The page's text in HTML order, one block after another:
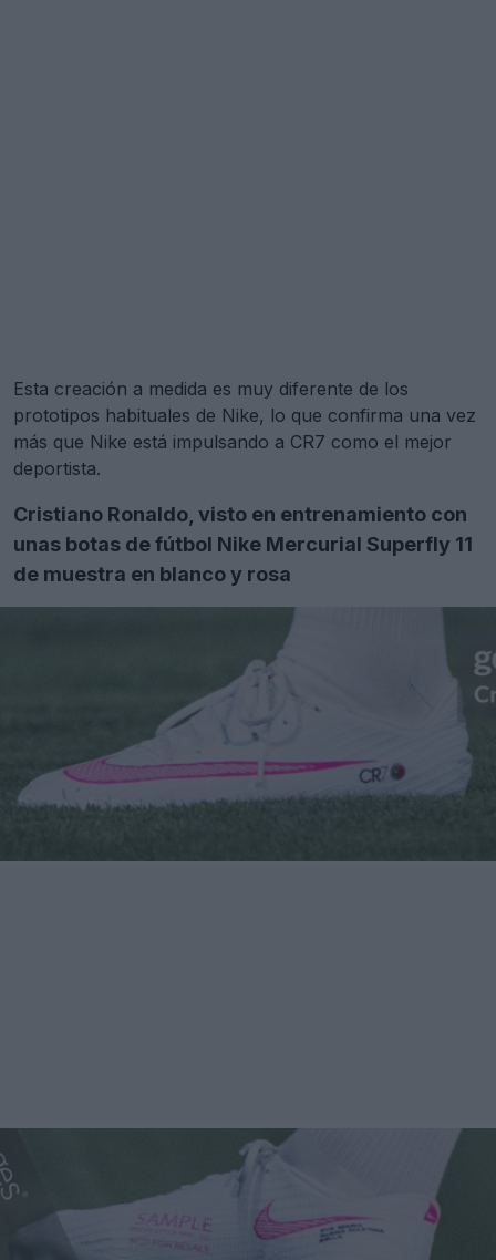
Esta creación a medida es muy diferente de los
prototipos habituales de Nike, lo que confirma una vez
más que Nike está impulsando a CR7 como el mejor
deportista.
Cristiano Ronaldo, visto en entrenamiento con
unas botas de fútbol Nike Mercurial Superfly 11
de muestra en blanco y rosa